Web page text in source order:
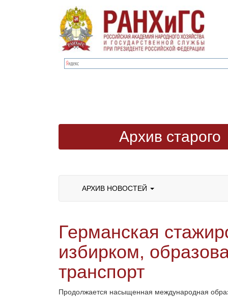
Архив старого
АРХИВ НОВОСТЕЙ
Германская
избирком,
транспорт
Продолжается насыщенная международная